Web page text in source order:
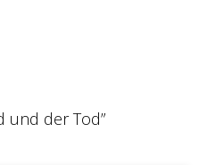
und der Tod”